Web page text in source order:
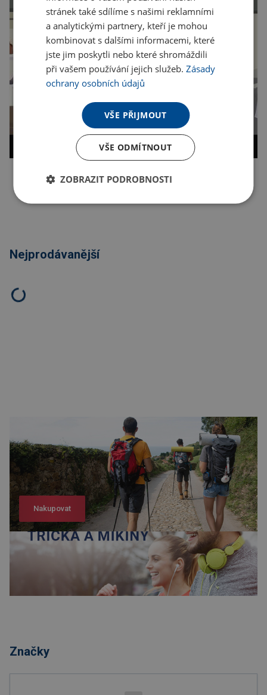
Kopírovat odkaz
Nejprodávanější
Nakupovat
Značky
stránek také sdílíme s našimi reklamními
a analytickými partnery, kteří je mohou
kombinovat s dalšími informacemi, které
jste jim poskytli nebo které shromáždili
při vašem používání jejich služeb.Zásady
ochrany osobních údajů
VŠE PŘIJMOUT
VŠE ODMÍTNOUT
ZOBRAZIT PODROBNOSTI